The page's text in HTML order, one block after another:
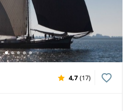
4,7 (17)